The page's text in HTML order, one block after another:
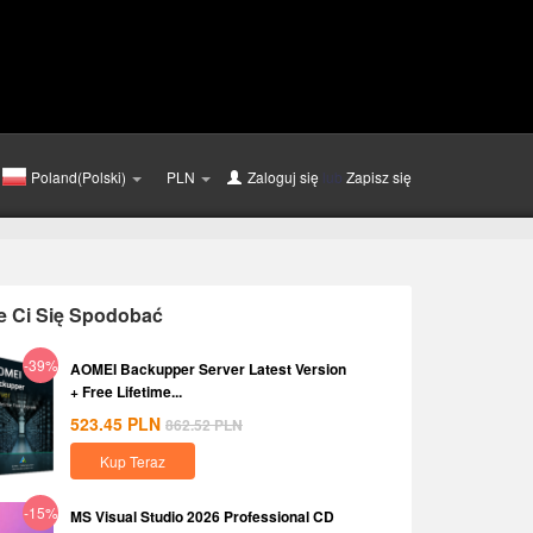
Poland(Polski) PLN Zaloguj się lub Zapisz się
Ci Się Spodobać
-39%
AOMEI Backupper Server Latest Version
+ Free Lifetime...
523.45 PLN 862.52PLN
Kup Teraz
-15%
MS Visual Studio 2026 Professional CD